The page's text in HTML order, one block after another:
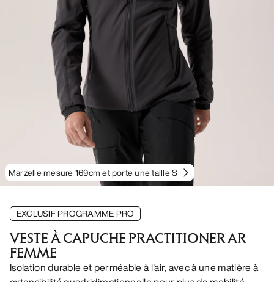
Marzelle mesure 169cm et porte une taille S
EXCLUSIF PROGRAMME PRO
VESTE À CAPUCHE PRACTITIONER AR
FEMME
Isolation durable et perméable à l'air, avec à une matière à